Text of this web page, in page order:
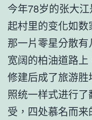
今年78岁的张大
起村里的变化如数
那一片零星分散
宽阔的柏油道路
修建后成了旅游
照统一样式进行
受，四处慕名而